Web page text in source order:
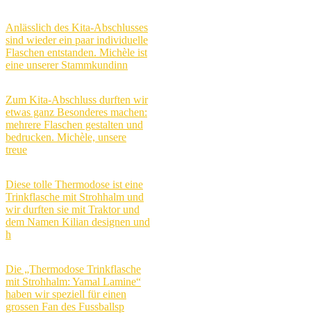
Anlässlich des Kita-Abschlusses
sind wieder ein paar individuelle
Flaschen entstanden. Michèle ist
eine unserer Stammkundinn
Zum Kita-Abschluss durften wir
etwas ganz Besonderes machen:
mehrere Flaschen gestalten und
bedrucken. Michèle, unsere
treue
Diese tolle Thermodose ist eine
Trinkflasche mit Strohhalm und
wir durften sie mit Traktor und
dem Namen Kilian designen und
h
Die „Thermodose Trinkflasche
mit Strohhalm: Yamal Lamine“
haben wir speziell für einen
grossen Fan des Fussballsp